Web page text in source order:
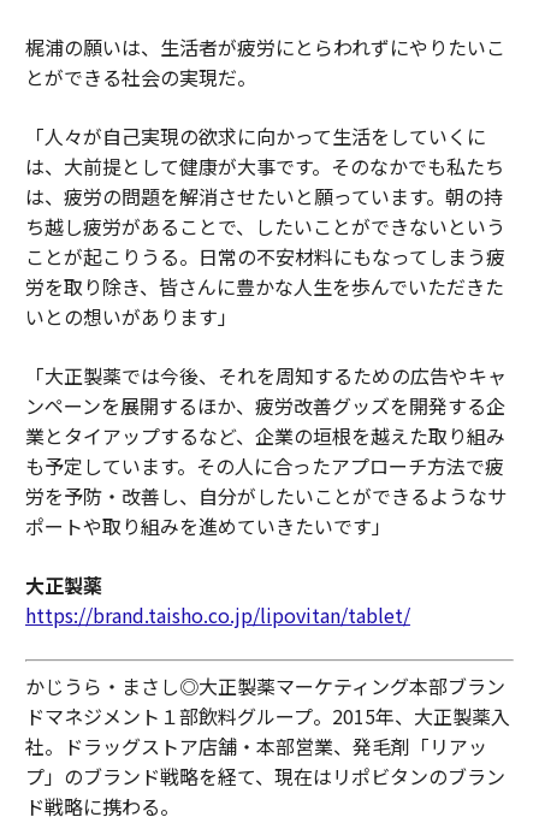
梶浦の願いは、生活者が疲労にとらわれずにやりたいこ
とができる社会の実現だ。
「人々が自己実現の欲求に向かって生活をしていくに
は、大前提として健康が大事です。そのなかでも私たち
は、疲労の問題を解消させたいと願っています。朝の持
ち越し疲労があることで、したいことができないという
ことが起こりうる。日常の不安材料にもなってしまう疲
労を取り除き、皆さんに豊かな人生を歩んでいただきた
いとの想いがあります」
「大正製薬では今後、それを周知するための広告やキャ
ンペーンを展開するほか、疲労改善グッズを開発する企
業とタイアップするなど、企業の垣根を越えた取り組み
も予定しています。その人に合ったアプローチ方法で疲
労を予防・改善し、自分がしたいことができるようなサ
ポートや取り組みを進めていきたいです」
大正製薬
https://brand.taisho.co.jp/lipovitan/tablet/
かじうら・まさし◎大正製薬マーケティング本部ブラン
ドマネジメント１部飲料グループ。2015年、大正製薬入
社。ドラッグストア店舗・本部営業、発毛剤「リアッ
プ」のブランド戦略を経て、現在はリポビタンのブラン
ド戦略に携わる。